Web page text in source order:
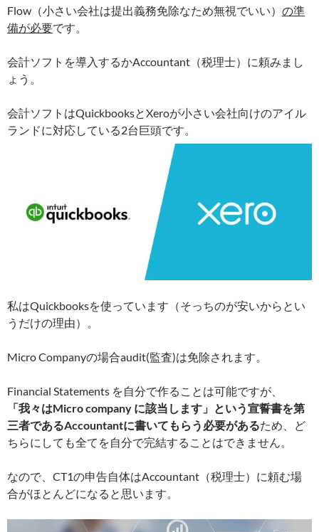
Flow（小さい会社は提出義務免除なため無視でいい） の準
備が必要です。
会計ソフトを導入するかAccountant（税理士）に頼みまし
ょう。
会計ソフトはQuickbooksとXeroが小さい会社向けのアイル
ランドに対応している2台巨頭です。
私はQuickbooksを使っています（そっちのが安いからとい
うだけの理由）。
Micro Companyの場合audit(監査)は免除されます。
Financial Statements を自分で作ることは可能ですが、
「我々はMicro company に該当します」という宣誓書を第
三者であるAccountantに書いてもらう必要があるため、ど
ちらにしても全てを自分で完結することはできません。
なので、CT1の申告自体はAccountant（税理士）に頼む場
合がほとんどになると思います。